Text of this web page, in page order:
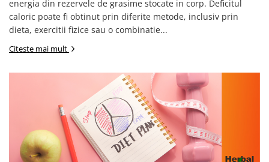
energia din rezervele de grasime stocate in corp. Deficitul
caloric poate fi obtinut prin diferite metode, inclusiv prin
dieta, exercitii fizice sau o combinatie...
Citeste mai mult